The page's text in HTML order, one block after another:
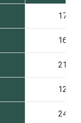
17
16
21
12
24